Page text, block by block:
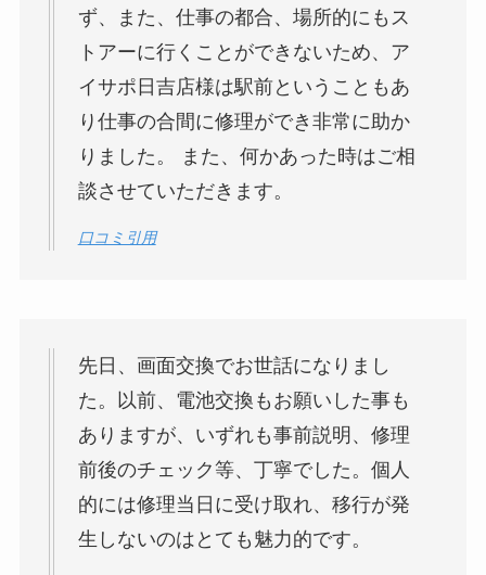
ず、また、仕事の都合、場所的にもス
トアーに行くことができないため、ア
イサポ日吉店様は駅前ということもあ
り仕事の合間に修理ができ非常に助か
りました。 また、何かあった時はご相
談させていただきます。
口コミ引用
先日、画面交換でお世話になりまし
た。以前、電池交換もお願いした事も
ありますが、いずれも事前説明、修理
前後のチェック等、丁寧でした。個人
的には修理当日に受け取れ、移行が発
生しないのはとても魅力的です。